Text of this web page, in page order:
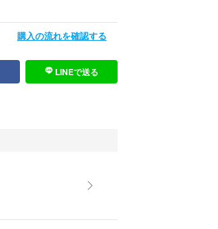
購入の流れを確認する
LINEで送る